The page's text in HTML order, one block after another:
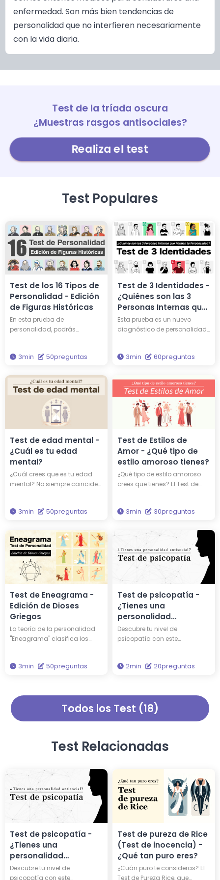
enfermedad. Son más bien tendencias de
personalidad que no interfieren necesariamente
con la vida diaria.
Test de la tríada oscura
¿Muestras rasgos antisociales?
Realiza el test
Test Populares
Test de los 16 Tipos de
Personalidad - Edición
de Figuras Históricas
En esta prueba de
personalidad, podrás
famosa entre las 16 figuras
vez compartes una
personalidad similar a la de
Edison o Einstein? ¿Por qué no
te enfrentas de nuevo a tu
propia personalidad a través
de esta evaluación?
3min 50preguntas
Test de 3 Identidades -
¿Quiénes son las 3
Personas Internas que
Forman tu
Personalidad?
Esta prueba es un nuevo
diagnóstico de personalidad
¿Quiénes son los tres de los 15
personalidades que
componen tu carácter?
Basado en la teoría de
análisis de personalidad más
científicamente precisa, 'Los
Cinco Grandes', esta prueba te
permite comprender
profundamente tu verdadera
personalidad.
3min 60preguntas
Test de edad mental -
¿Cuál es tu edad
mental?
¿Cuál crees que es tu edad
mental? No siempre coincide
maduro o más infantil de lo
Responde a 50 preguntas y
descubre tu edad mental.
3min 50preguntas
Test de Estilos de
Amor - ¿Qué tipo de
estilo amoroso tienes?
¿Qué tipo de estilo amoroso
crees que tienes? El Test de
del Amor' propuesta por el
responder a 30 preguntas,
descubrirás cuál de los seis
tipos de amor te describe
mejor.
3min 30preguntas
Test de Eneagrama -
Edición de Dioses
Griegos
La teoría de la personalidad
"Eneagrama" clasifica los
diagnóstico, descubrirás tu
tipo de personalidad. A través
de este diagnóstico,
obtendrás sabiduría para
3min 50preguntas
Test de psicopatía -
¿Tienes una
personalidad
antisocial?
Descubre tu nivel de
psicopatía con este
psicopatía. Solo te tomará 2
de antisocialidad. No es un
simple quiz, es una prueba de
psicopatía profunda. ¿Serás
2min 20preguntas
Todos los Test (18)
Test Relacionadas
Test de psicopatía -
¿Tienes una
personalidad
antisocial?
Descubre tu nivel de
psicopatía con este
Test de pureza de Rice
(Test de inocencia) -
¿Qué tan puro eres?
¿Cuán puro te consideras? El
Test de Pureza Rice, que